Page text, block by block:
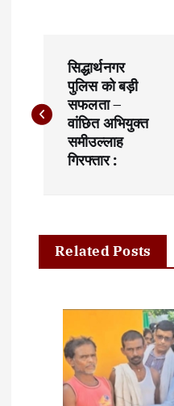
s
v
सिद्धार्थनगर
पुलिस को बड़ी
सफलता –
वांछित अभियुक्त
समीउल्लाह
गिरफ्तार :
Related Posts